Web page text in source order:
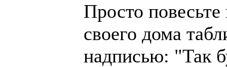
Просто
своего дома
надписью: "Так